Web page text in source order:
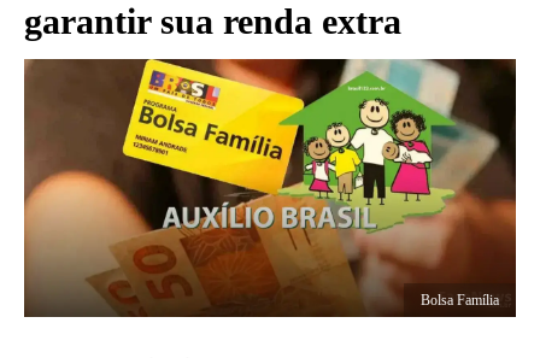
garantir sua renda extra
Bolsa Família